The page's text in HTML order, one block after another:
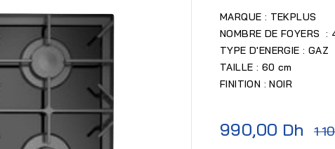
MARQUE : TEKPLUS
NOMBRE DE FOYERS :
TYPE D'ENERGIE : GAZ
TAILLE : 60 cm
FINITION : NOIR
990,00 Dh 1